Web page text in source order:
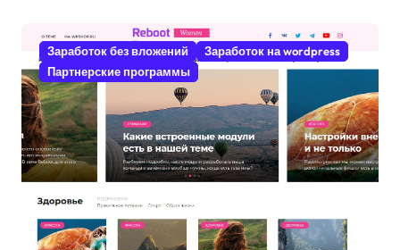
Заработок без вложений
Заработок на wordpress
Партнерские программы